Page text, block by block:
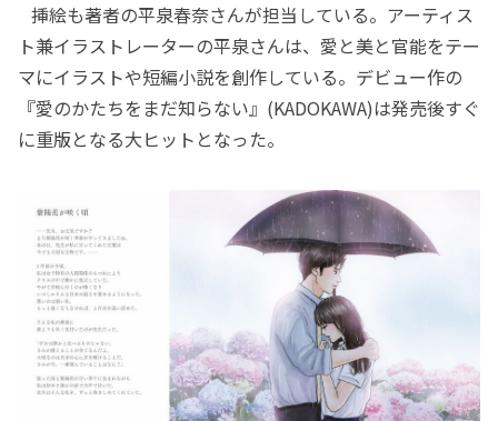
挿絵も著者の平泉春奈さんが担当している。アーティス
ト兼イラストレーターの平泉さんは、愛と美と官能をテー
マにイラストや短編小説を創作している。デビュー作の
『愛のかたちをまだ知らない』(KADOKAWA)は発売後すぐ
に重版となる大ヒットとなった。